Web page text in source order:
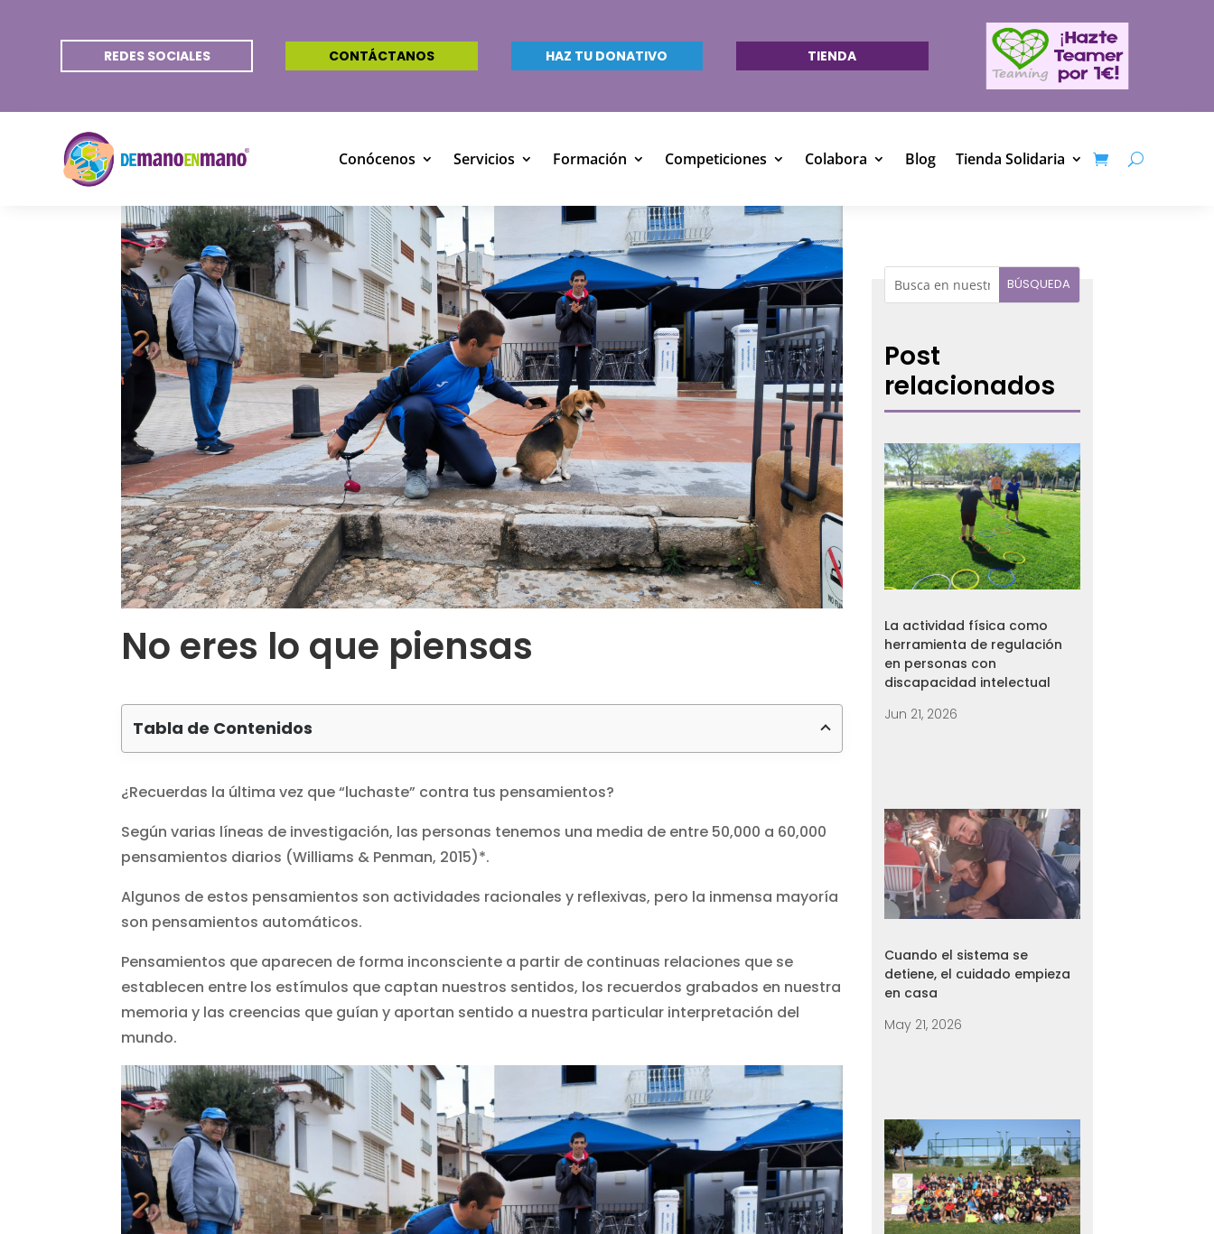
REDES SOCIALES CONTÁCTANOS HAZ TU DONATIVO TIENDA
Conócenos Servicios Formación Competiciones Colabora Blog Tienda Solidaria
No eres lo que piensas
Tabla de Contenidos
¿Recuerdas la última vez que “luchaste” contra tus pensamientos?
Según varias líneas de investigación, las personas tenemos una media de entre 50,000 a 60,000
pensamientos diarios (Williams & Penman, 2015)*.
Algunos de estos pensamientos son actividades racionales y reflexivas, pero la inmensa mayoría
son pensamientos automáticos.
Pensamientos que aparecen de forma inconsciente a partir de continuas relaciones que se
establecen entre los estímulos que captan nuestros sentidos, los recuerdos grabados en nuestra
memoria y las creencias que guían y aportan sentido a nuestra particular interpretación del
mundo.
Post
relacionados
La actividad física como
herramienta de regulación
en personas con
discapacidad intelectual
Jun 21, 2026
Cuando el sistema se
detiene, el cuidado empieza
en casa
May 21, 2026